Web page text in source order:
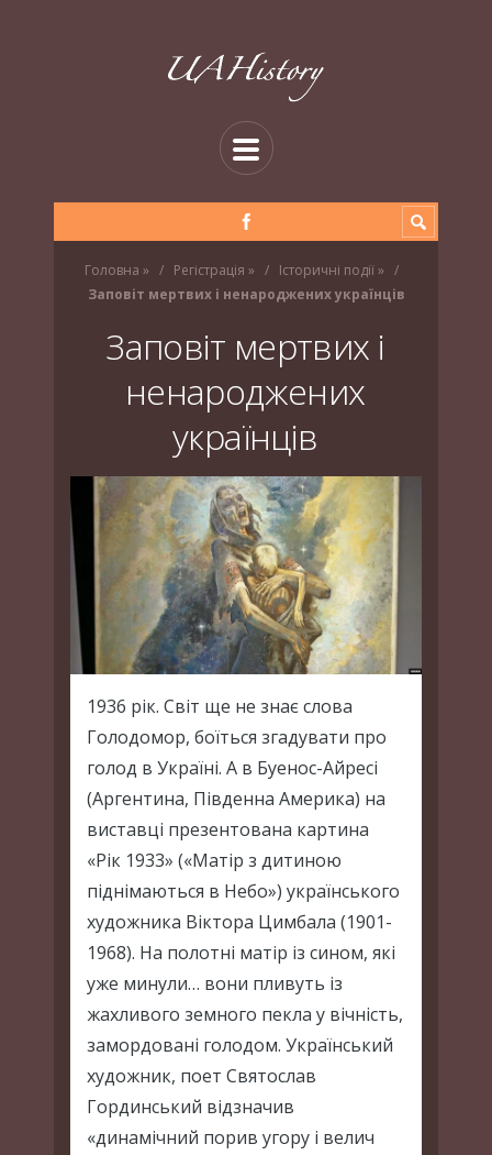
Головна » Регістрація » Історичні події»
Заповіт мертвих і ненароджених українців
Заповіт мертвих і
ненароджених
українців
1936 рік. Світ ще не знає слова
Голодомор, боїться згадувати про
голод в Україні. А в Буенос-Айресі
(Аргентина, Південна Америка) на
виставці презентована картина
«Рік 1933» («Матір з дитиною
піднімаються в Небо») українського
художника Віктора Цимбала (1901-
1968). На полотні матір із сином, які
уже минули… вони пливуть із
жахливого земного пекла у вічність,
замордовані голодом. Український
художник, поет Святослав
Гординський відзначив
«динамічний порив угору і велич